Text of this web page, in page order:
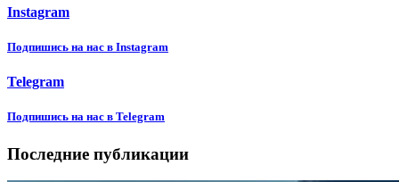
Instagram
Подпишиcь на нас в Instagram
Telegram
Подпишиcь на нас в Telegram
Последние публикации